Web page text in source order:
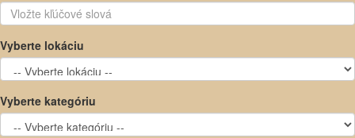
Vyberte lokáciu
Vyberte kategóriu